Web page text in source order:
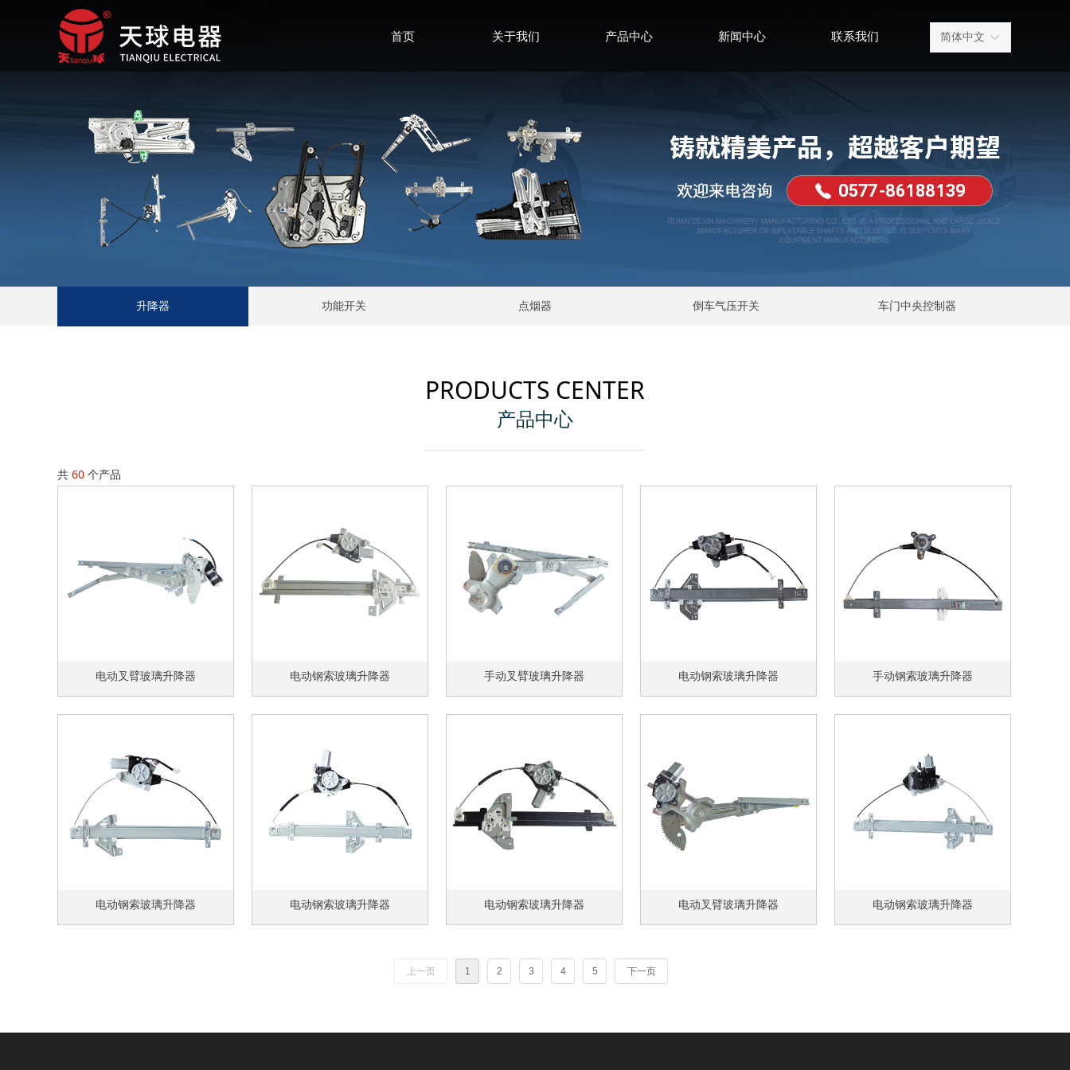
首页 关于我们 产品中心 新闻中心 联系我们 ꀅ
简体中文
共 60 个产品
电动叉臂玻璃升降器 电动钢索玻璃升降器 手动叉臂玻璃升降器 电动钢索玻璃升降器 手动钢索玻璃升降器
电动钢索玻璃升降器 电动钢索玻璃升降器 电动钢索玻璃升降器 电动叉臂玻璃升降器 电动钢索玻璃升降器
上一页 1 2 3 4 5 下一页
升降器 功能开关 点烟器 倒车气压开关 车门中央控制器
PRODUCTS CENTER
产品中心